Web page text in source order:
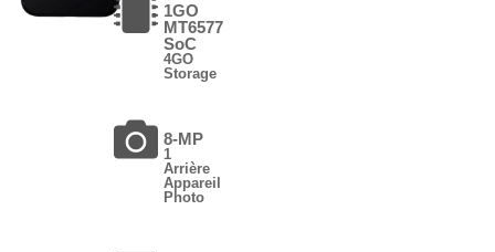
1GO
MT6577
SoC
4GO
Storage
8-MP
1
Arrière
Appareil
Photo